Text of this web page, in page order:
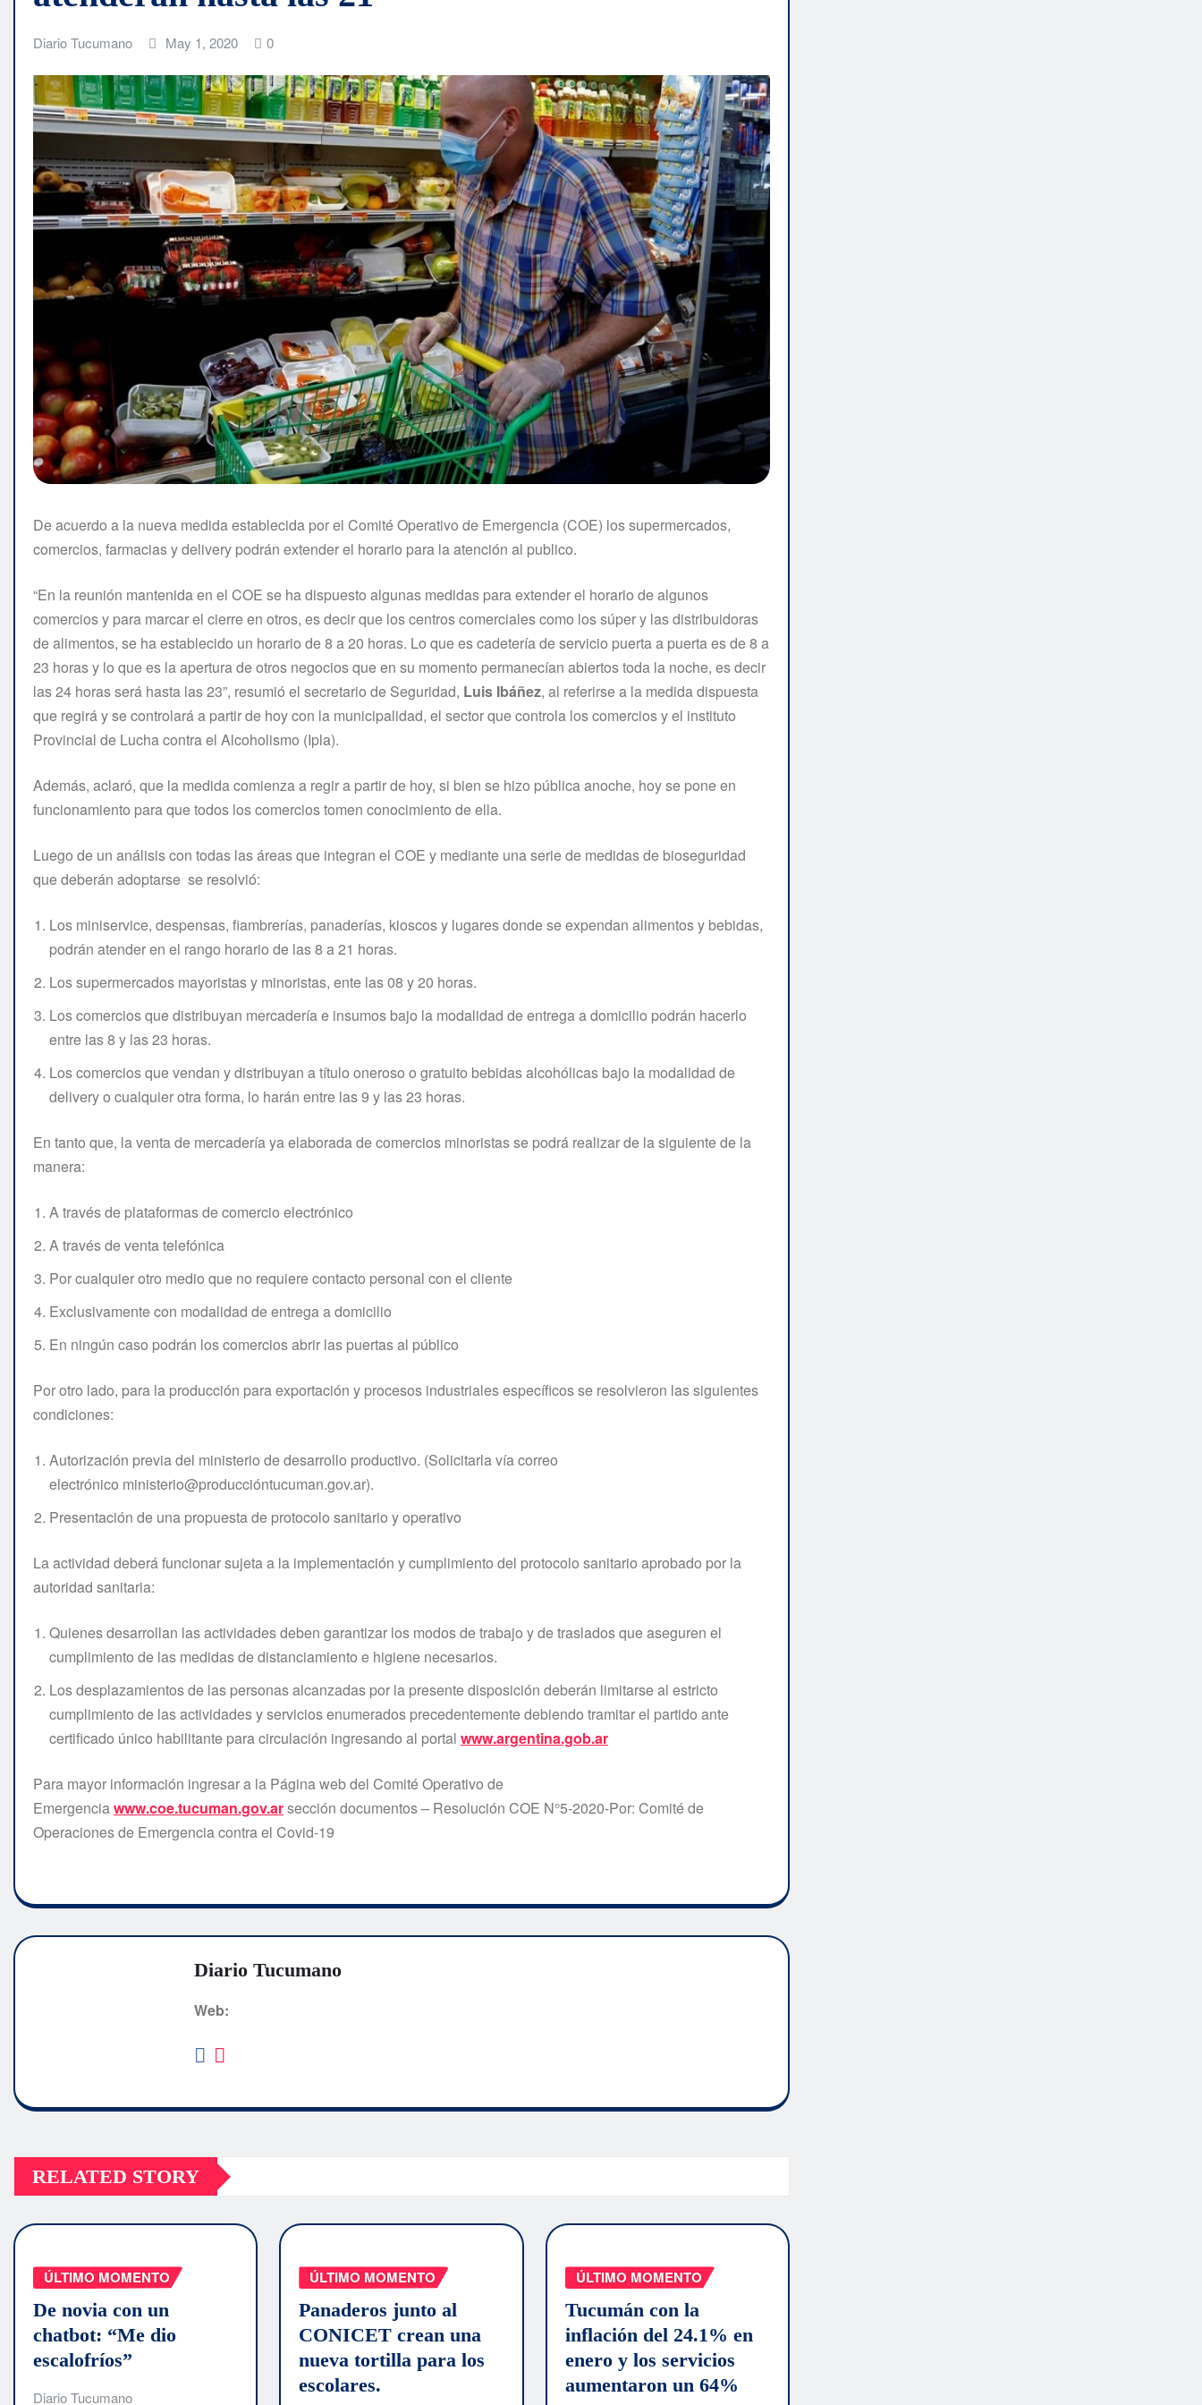
Diario Tucumano May 1, 2020 0
De acuerdo a la nueva medida establecida por el Comité Operativo de Emergencia (COE) los supermercados,
comercios, farmacias y delivery podrán extender el horario para la atención al publico.
“En la reunión mantenida en el COE se ha dispuesto algunas medidas para extender el horario de algunos
comercios y para marcar el cierre en otros, es decir que los centros comerciales como los súper y las distribuidoras
de alimentos, se ha establecido un horario de 8 a 20 horas. Lo que es cadetería de servicio puerta a puerta es de 8 a
23 horas y lo que es la apertura de otros negocios que en su momento permanecían abiertos toda la noche, es decir
las 24 horas será hasta las 23”, resumió el secretario de Seguridad, Luis Ibáñez, al referirse a la medida dispuesta
que regirá y se controlará a partir de hoy con la municipalidad, el sector que controla los comercios y el instituto
Provincial de Lucha contra el Alcoholismo (Ipla).
Además, aclaró, que la medida comienza a regir a partir de hoy, si bien se hizo pública anoche, hoy se pone en
funcionamiento para que todos los comercios tomen conocimiento de ella.
Luego de un análisis con todas las áreas que integran el COE y mediante una serie de medidas de bioseguridad
que deberán adoptarse se resolvió:
Los miniservice, despensas, fiambrerías, panaderías, kioscos y lugares donde se expendan alimentos y bebidas,
podrán atender en el rango horario de las 8 a 21 horas.
Los supermercados mayoristas y minoristas, ente las 08 y 20 horas.
Los comercios que distribuyan mercadería e insumos bajo la modalidad de entrega a domicilio podrán hacerlo
entre las 8 y las 23 horas.
Los comercios que vendan y distribuyan a título oneroso o gratuito bebidas alcohólicas bajo la modalidad de
delivery o cualquier otra forma, lo harán entre las 9 y las 23 horas.
En tanto que, la venta de mercadería ya elaborada de comercios minoristas se podrá realizar de la siguiente de la
manera:
A través de plataformas de comercio electrónico
A través de venta telefónica
Por cualquier otro medio que no requiere contacto personal con el cliente
Exclusivamente con modalidad de entrega a domicilio
En ningún caso podrán los comercios abrir las puertas al público
Por otro lado, para la producción para exportación y procesos industriales específicos se resolvieron las siguientes
condiciones:
Autorización previa del ministerio de desarrollo productivo. (Solicitarla vía correo
electrónico ministerio@produccióntucuman.gov.ar).
Presentación de una propuesta de protocolo sanitario y operativo
La actividad deberá funcionar sujeta a la implementación y cumplimiento del protocolo sanitario aprobado por la
autoridad sanitaria:
Quienes desarrollan las actividades deben garantizar los modos de trabajo y de traslados que aseguren el
cumplimiento de las medidas de distanciamiento e higiene necesarios.
Los desplazamientos de las personas alcanzadas por la presente disposición deberán limitarse al estricto
cumplimiento de las actividades y servicios enumerados precedentemente debiendo tramitar el partido ante
certificado único habilitante para circulación ingresando al portal www.argentina.gob.ar
Para mayor información ingresar a la Página web del Comité Operativo de
Emergenciawww.coe.tucuman.gov.arsección documentos – Resolución COE N°5-2020-Por: Comité de
Operaciones de Emergencia contra el Covid-19
Diario Tucumano
Web:
RELATED STORY
ÚLTIMO MOMENTO
De novia con un
chatbot: “Me dio
escalofríos”
Diario Tucumano
ÚLTIMO MOMENTO
Panaderos junto al
CONICET crean una
nueva tortilla para los
escolares.
ÚLTIMO MOMENTO
Tucumán con la
inflación del 24.1% en
enero y los servicios
aumentaron un 64%